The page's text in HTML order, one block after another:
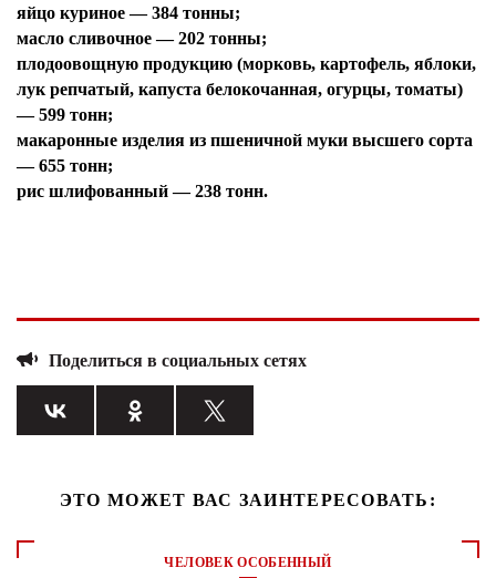
яйцо куриное — 384 тонны;
масло сливочное — 202 тонны;
плодоовощную продукцию (морковь, картофель, яблоки,
лук репчатый, капуста белокочанная, огурцы, томаты)
— 599 тонн;
макаронные изделия из пшеничной муки высшего сорта
— 655 тонн;
рис шлифованный — 238 тонн.
Поделиться в социальных сетях
ЭТО МОЖЕТ ВАС ЗАИНТЕРЕСОВАТЬ:
ЧЕЛОВЕК ОСОБЕННЫЙ